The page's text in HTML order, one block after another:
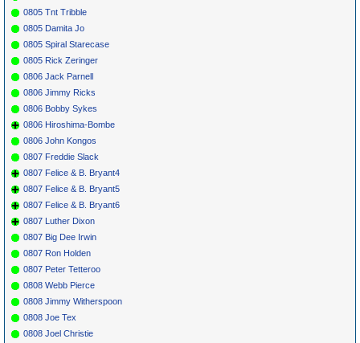
0805 Tnt Tribble
0805 Damita Jo
0805 Spiral Starecase
0805 Rick Zeringer
0806 Jack Parnell
0806 Jimmy Ricks
0806 Bobby Sykes
0806 Hiroshima-Bombe
0806 John Kongos
0807 Freddie Slack
0807 Felice & B. Bryant4
0807 Felice & B. Bryant5
0807 Felice & B. Bryant6
0807 Luther Dixon
0807 Big Dee Irwin
0807 Ron Holden
0807 Peter Tetteroo
0808 Webb Pierce
0808 Jimmy Witherspoon
0808 Joe Tex
0808 Joel Christie